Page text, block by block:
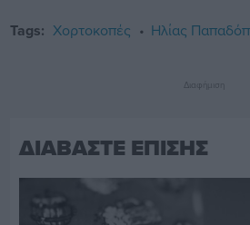
Tags: Χορτοκοπές Ηλίας
Διαφήμιση
ΔΙΑΒΑΣΤΕ ΕΠΙΣΗΣ